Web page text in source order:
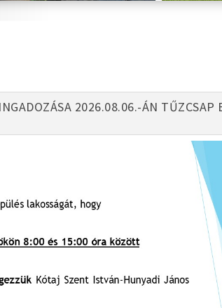
2026.08.06.-ÁN TŰZCSAP